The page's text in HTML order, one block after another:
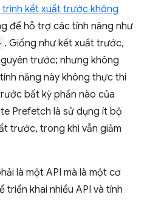
trình kết xuất trước không
để hỗ trợ các tính năng như
. Giống như kết xuất trước,
trước; nhưng không
năng này không thực thi
bất kỳ phần nào của
Prefetch là sử dụng ít bộ
trước, trong khi vẫn giảm
là một API mà là một cơ
khai nhiều API và tính